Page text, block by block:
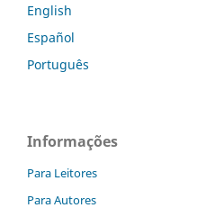
English
Español
Português
Informações
Para Leitores
Para Autores